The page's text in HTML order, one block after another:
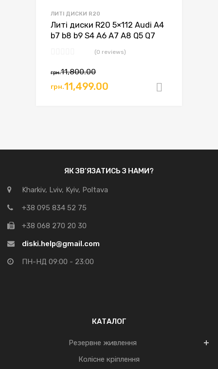
ЛИТІ ДИСКИ R20
Литі диски R20 5×112 Audi A4
b7 b8 b9 S4 A6 A7 A8 Q5 Q7
(0 reviews)
грн.11,800.00
грн.11,499.00
ЯК ЗВ’ЯЗАТИСЬ З НАМИ?
Kharkiv, Lviv, Kyiv, Poltava
+38 095 834 52 75
+38 068 270 20 30
diski.help@gmail.com
ПН-НД 09:00 - 23:00
КАТАЛОГ
Резервне живлення
Колісне кріплення